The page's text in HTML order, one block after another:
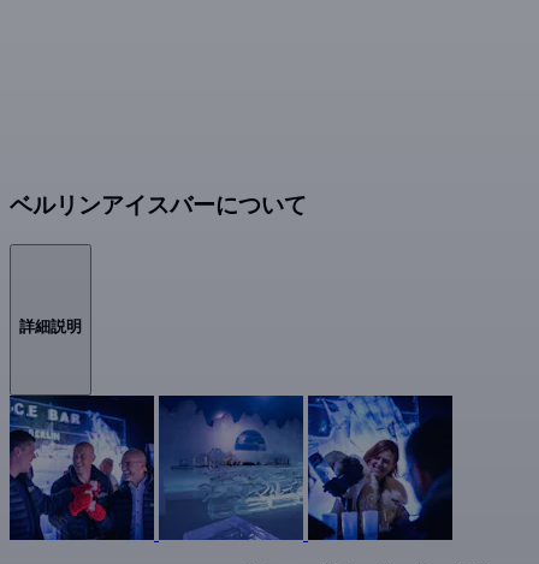
ベルリンアイスバーについて
詳細説明